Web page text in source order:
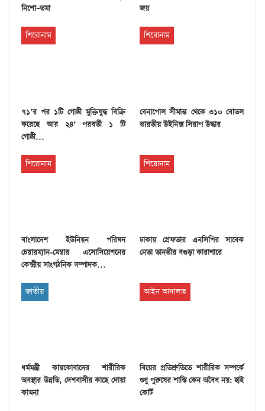
নিশো–তমা
জয়
শিরোনাম
৭১’র পর ১টি গোষ্ঠী মুক্তিযুদ্ধ বিক্রি
করেছে আর ২৪’ পরবর্তী ১ টি
গোষ্ঠী…
শিরোনাম
বেনাপোল সীমান্ত থেকে ৩১০ বোতল
ভারতীয় উইনিক্স সিরাপ উদ্ধার
শিরোনাম
বাংলাদেশ ইউনিয়ন পরিষদ
চেয়ারম্যান-মেম্বার এসোসিয়েশনের
কেন্দ্রীয় সাংগঠনিক সম্পাদক…
শিরোনাম
ঢাকায় গ্রেফতার এনসিপির সাবেক
নেতা তানভীর বগুড়া কারাগারে
জাতীয়
ধর্মমন্ত্রী কায়কোবাদের শারীরিক
অবস্থার উন্নতি, দেশবাসীর কাছে দোয়া
কামনা
আইন আদালত
বিয়ের প্রতিশ্রুতিতে শারীরিক সম্পর্কে
শুধু পুরুষের শাস্তি কেন অবৈধ নয়: হাই
কোর্ট